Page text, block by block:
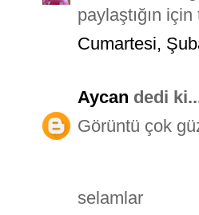
paylaştığın
Cumartesi,
Aycan dedi
Görüntü çok
selamlar